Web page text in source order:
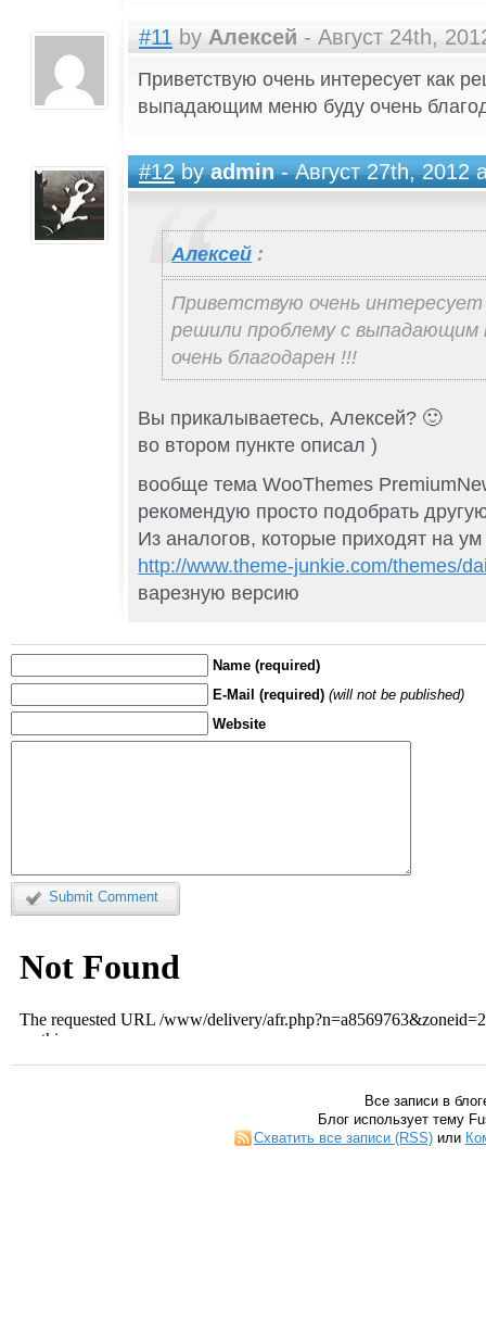
#11 by Алексей - Август 24th,
Приветствую очень интересует как
выпадающим меню буду очень
#12byadmin- Август 27th, 2012
Алексей :
Приветствую очень интересует
решили проблему с выпадающим
очень благодарен !!!
Вы прикалываетесь, Алексей? 🙂
во втором пункте описал )
вообще тема WooThemes
рекомендую просто подобрать
Из аналогов, которые приходят на
http://www.theme-junkie.com/themes/
варезную версию
Name (required)
E-Mail (required) (will not be published)
Website
Submit Comment
Все записи в
Блог использует тему
Схватить все записи (RSS)или